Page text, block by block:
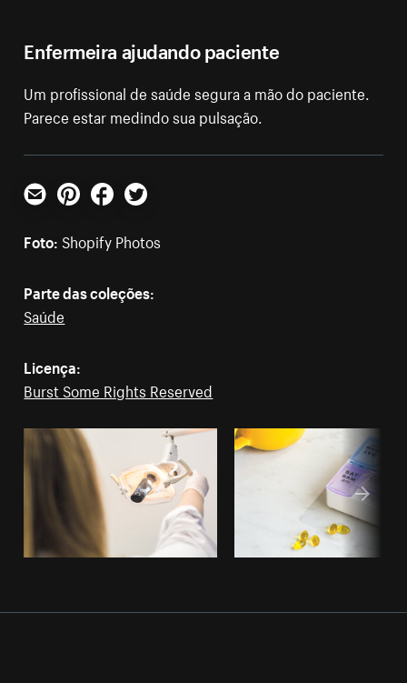
Enfermeira ajudando paciente
Um profissional de saúde segura a mão do paciente.
Parece estar medindo sua pulsação.
E-mailPinterestFacebookTwitter
Foto: Shopify Photos
Parte das coleções:
Saúde
Licença:
Burst Some Rights Reserved